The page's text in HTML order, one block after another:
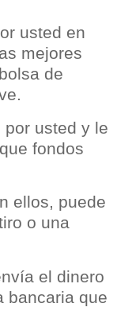
usted en
mejores
de
usted y le
fondos
ellos, puede
o una
el dinero
bancaria que